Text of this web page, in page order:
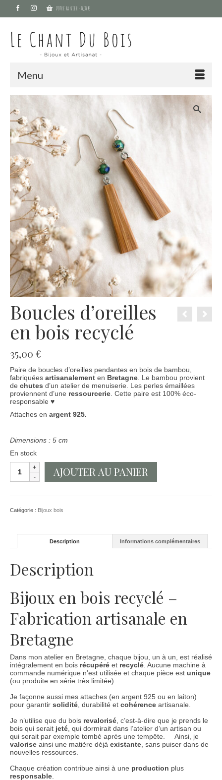
Votre panier -0,00€
Menu
Boucles d’oreilles
en bois recyclé
35,00 €
Paire de boucles d’oreilles pendantes en bois de bambou,
fabriquées artisanalement en Bretagne . Le bambou provient
de chutes d’un atelier de menuiserie. Les perles émaillées
proviennent d’une ressourcerie . Cette paire est 100% éco-
responsable ♥
Attaches en argent 925.
Dimensions : 5 cm
En stock
quantité
Boucles
recyclé
AJOUTER AU PANIER
Catégorie : Bijoux bois
Description Informations complémentaires
Description
Bijoux en bois recyclé –
Fabrication artisanale en
Bretagne
Dans mon atelier en Bretagne, chaque bijou, un à un, est réalisé
intégralement en bois récupéré et recyclé. Aucune machine à
commande numérique n’est utilisée et chaque pièce est unique
(ou produite en série très limitée).
Je façonne aussi mes attaches (en argent 925 ou en laiton)
pour garantir solidité, durabilité et cohérence artisanale.
Je n’utilise que du bois revalorisé, c’est-à-dire que je prends le
bois qui serait jeté, qui dormirait dans l’atelier d’un artisan ou
qui serait par exemple tombé après une tempête. Ainsi, je
valorise ainsi une matière déjà existante, sans puiser dans de
nouvelles ressources.
Chaque création contribue ainsi à une production plus
responsable.